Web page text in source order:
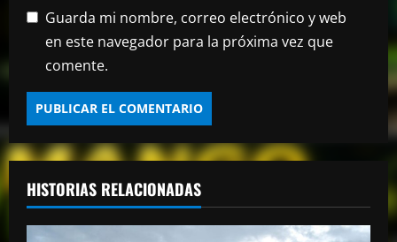
Guarda mi nombre, correo electrónico y web
en este navegador para la próxima vez que
comente.
HISTORIAS RELACIONADAS